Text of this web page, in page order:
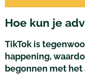
Hoe kun je
TikTok is
happening,
begonnen met